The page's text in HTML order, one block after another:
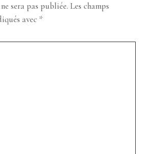
sera pas publiée. Les champs
avec *